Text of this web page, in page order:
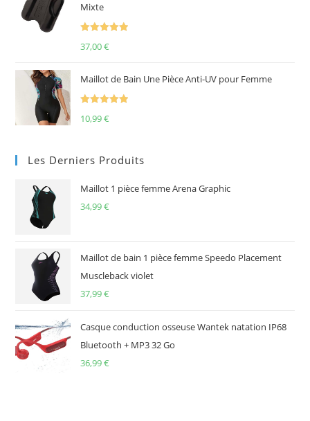
Mixte
37,00€
Maillot de Bain Une Pièce Anti-UV pour Femme
10,99€
Les Derniers Produits
Maillot 1 pièce femme Arena Graphic
34,99€
Maillot de bain 1 pièce femme Speedo Placement
Muscleback violet
37,99€
Casque conduction osseuse Wantek natation IP68
Bluetooth + MP3 32 Go
36,99€